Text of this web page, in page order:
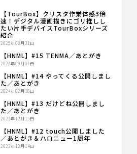
【TourBox】クリスタ作業体感3倍
速！デジタル漫画描きにゴリ推しし
たい片手デバイスTourBoxシリーズ
紹介
2025年08月31日
【HNML】#15 TENMA／あとがき
2024年09月07日
【HNML】#14 やってくる公開しまし
た／あとがき
2024年02月18日
【HNML】#13 だけどね公開しまし
た／あとがき
2022年12月15日
【HNML】#12 touch公開しました
／あとがき＆ハロニュー1周年
2022年12月14日